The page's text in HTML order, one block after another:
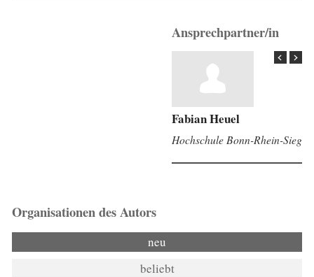
Ansprechpartner/in
Fabian Heuel
Hochschule Bonn-Rhein-Sieg
Organisationen des Autors
neu
beliebt